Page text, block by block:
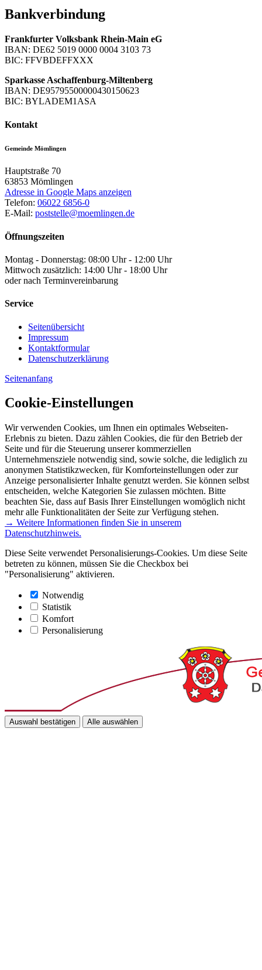
Bankverbindung
Frankfurter Volksbank Rhein-Main eG
IBAN: DE62 5019 0000 0004 3103 73
BIC: FFVBDEFFXXX
Sparkasse Aschaffenburg-Miltenberg
IBAN: DE95795500000430150623
BIC: BYLADEM1ASA
Kontakt
Gemeinde Mömlingen
Hauptstraße 70
63853 Mömlingen
Adresse in Google Maps anzeigen
Telefon: 06022 6856-0
E-Mail: poststelle@moemlingen.de
Öffnungszeiten
Montag - Donnerstag: 08:00 Uhr - 12:00 Uhr
Mittwoch zusätzlich: 14:00 Uhr - 18:00 Uhr
oder nach Terminvereinbarung
Service
Seitenübersicht
Impressum
Kontaktformular
Datenschutzerklärung
Seitenanfang
Cookie-Einstellungen
Wir verwenden Cookies, um Ihnen ein optimales Webseiten-
Erlebnis zu bieten. Dazu zählen Cookies, die für den Betrieb der
Seite und für die Steuerung unserer kommerziellen
Unternehmensziele notwendig sind, sowie solche, die lediglich zu
anonymen Statistikzwecken, für Komforteinstellungen oder zur
Anzeige personalisierter Inhalte genutzt werden. Sie können selbst
entscheiden, welche Kategorien Sie zulassen möchten. Bitte
beachten Sie, dass auf Basis Ihrer Einstellungen womöglich nicht
mehr alle Funktionalitäten der Seite zur Verfügung stehen.
→ Weitere Informationen finden Sie in unserem
Datenschutzhinweis.
Diese Seite verwendet Personalisierungs-Cookies. Um diese Seite
betreten zu können, müssen Sie die Checkbox bei
"Personalisierung" aktivieren.
Notwendig
Statistik
Komfort
Personalisierung
Auswahl bestätigen Alle auswählen